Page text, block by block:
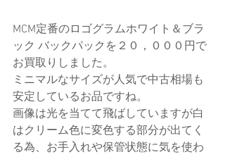
MCM定番のロゴグラムホワイト＆ブラ
ック バックパックを２０，０００円で
お買取りしました。
ミニマルなサイズが人気で中古相場も
安定しているお品ですね。
画像は光を当てて飛ばしていますが白
はクリーム色に変色する部分が出てく
る為、お手入れや保管状態に気を使わ